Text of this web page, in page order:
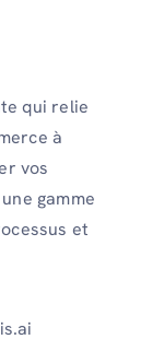
qui relie
à
vos
gamme
et